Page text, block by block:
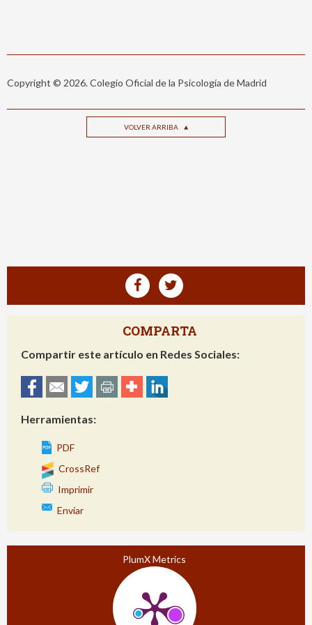
Copyright © 2026. Colegio Oficial de la Psicología de Madrid
VOLVER ARRIBA
COMPARTA
Compartir este artículo en Redes Sociales:
Herramientas:
PDF
CrossRef
Imprimir
Enviar
PlumX Metrics